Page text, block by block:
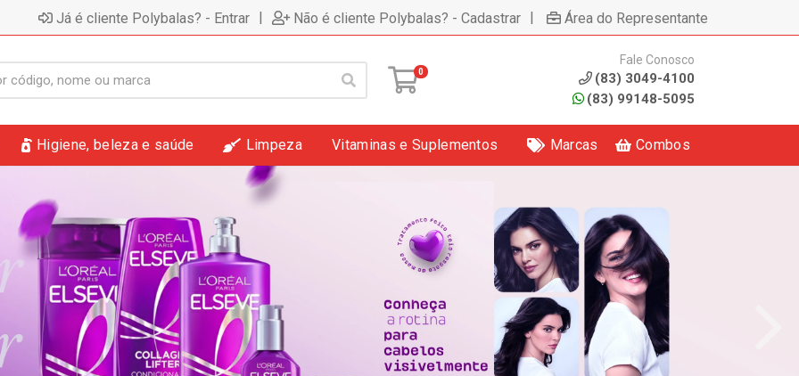
Já é cliente Polybalas? - Entrar | Não é cliente Polybalas? - Cadastrar | Área do Representante
0
Fale Conosco
(83) 3049-4100
(83) 99148-5095
Higiene, beleza e saúde Limpeza Vitaminas e Suplementos Marcas Combos